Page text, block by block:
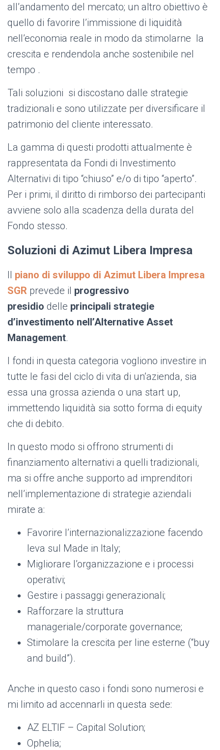
all’andamento del mercato; un altro obiettivo è
quello di favorire l’immissione di liquidità
nell’economia reale in modo da stimolarne la
crescita e rendendola anche sostenibile nel
tempo .
Tali soluzioni si discostano dalle strategie
tradizionali e sono utilizzate per diversificare il
patrimonio del cliente interessato.
La gamma di questi prodotti attualmente è
rappresentata da Fondi di Investimento
Alternativi di tipo “chiuso” e/o di tipo “aperto”.
Per i primi, il diritto di rimborso dei partecipanti
avviene solo alla scadenza della durata del
Fondo stesso.
Soluzioni di Azimut Libera Impresa
Il piano di sviluppo di Azimut Libera Impresa
SGR prevede il progressivo
presidio delle principali strategie
d’investimento nell’Alternative Asset
Management.
I fondi in questa categoria vogliono investire in
tutte le fasi del ciclo di vita di un’azienda, sia
essa una grossa azienda o una start up,
immettendo liquidità sia sotto forma di equity
che di debito.
In questo modo si offrono strumenti di
finanziamento alternativi a quelli tradizionali,
ma si offre anche supporto ad imprenditori
nell’implementazione di strategie aziendali
mirate a:
Favorire l’internazionalizzazione facendo
leva sul Made in Italy;
Migliorare l’organizzazione e i processi
operativi;
Gestire i passaggi generazionali;
Rafforzare la struttura
manageriale/corporate governance;
Stimolare la crescita per line esterne (“buy
and build”).
Anche in questo caso i fondi sono numerosi e
mi limito ad accennarli in questa sede:
AZ ELTIF – Capital Solution;
Ophelia;